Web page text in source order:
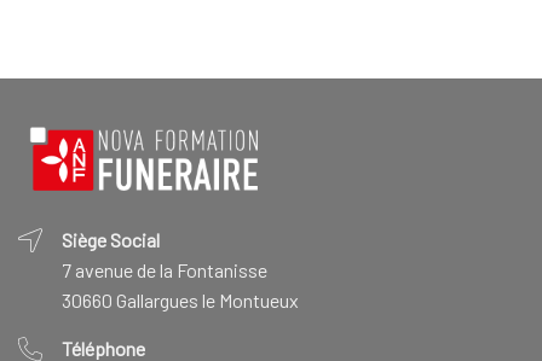
Siège Social
7 avenue de la Fontanisse
30660 Gallargues le Montueux
Téléphone